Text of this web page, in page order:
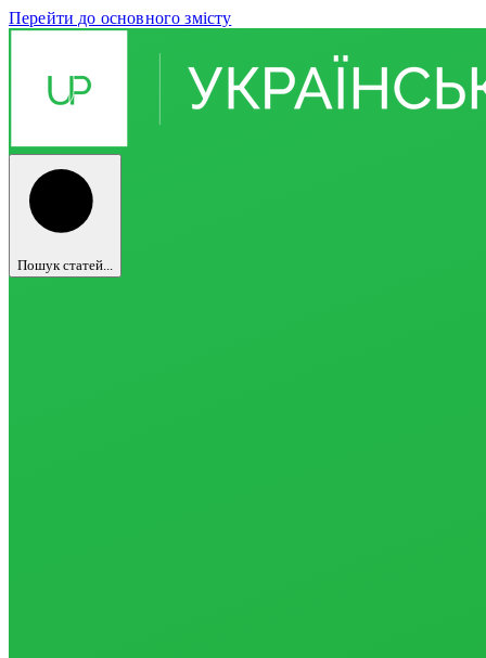
Перейти до основного змісту
Пошук статей...